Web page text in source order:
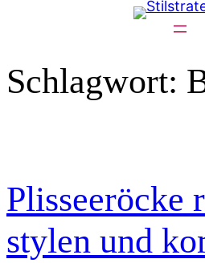
Schlagwort:
Plisseeröcke
stylen und